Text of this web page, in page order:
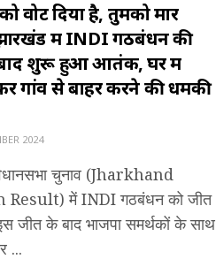
वोट दिया है, तुमको मार
में INDI गठबंधन की
शुरू हुआ आतंक, घर में
गांव से बाहर करने की धमकी
2024
चुनाव (Jharkhand
Result) में INDI गठबंधन को जीत
जीत के बाद भाजपा समर्थकों के साथ
...